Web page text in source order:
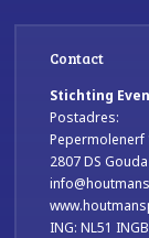
Contact
Stichting
Postadres:
Pepermolenerf
2807 DS Gouda
ING: NL51